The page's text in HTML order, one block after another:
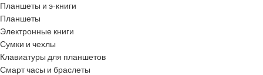
Планшеты и э-книги
Планшеты
Электронные книги
Сумки и чехлы
Клавиатуры для планшетов
Смарт часы и браслеты